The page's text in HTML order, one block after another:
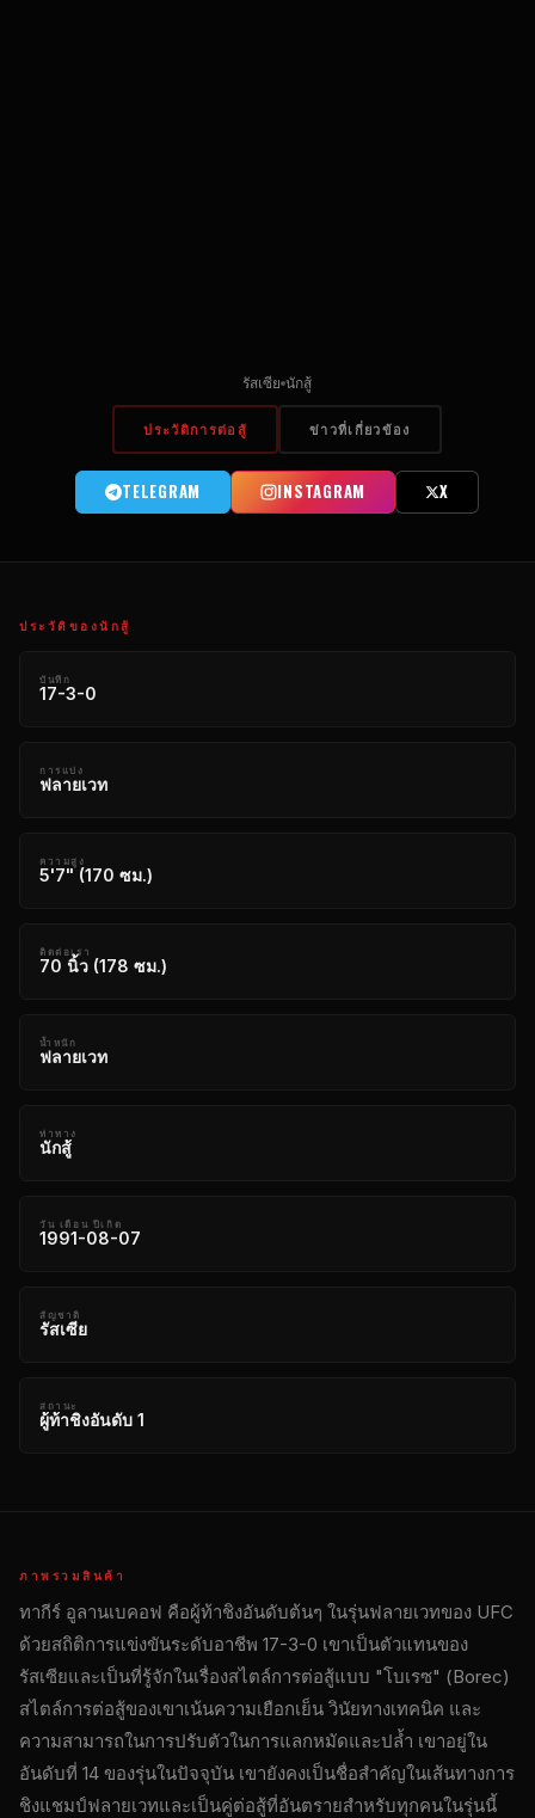
รัสเซีย นักสู้
ประวัติการต่อสู้ ข่าวที่เกี่ยวข้อง
TELEGRAM INSTAGRAM X
ประวัติของนักสู้
บันทึก
17-3-0
การแบ่ง
ฟลายเวท
ความสูง
5'7" (170 ซม.)
ติดต่อเรา
70 นิ้ว (178 ซม.)
น้ำหนัก
ฟลายเวท
ท่าทาง
นักสู้
วัน เดือน ปีเกิด
1991-08-07
สัญชาติ
รัสเซีย
สถานะ
ผู้ท้าชิงอันดับ 1
ภาพรวมสินค้า
ทากีร์ อูลานเบคอฟ คือผู้ท้าชิงอันดับต้นๆ ในรุ่นฟลายเวทของ UFC
ด้วยสถิติการแข่งขันระดับอาชีพ 17-3-0 เขาเป็นตัวแทนของ
รัสเซียและเป็นที่รู้จักในเรื่องสไตล์การต่อสู้แบบ "โบเรซ" (Borec)
สไตล์การต่อสู้ของเขาเน้นความเยือกเย็น วินัยทางเทคนิค และ
ความสามารถในการปรับตัวในการแลกหมัดและปล้ำ เขาอยู่ใน
อันดับที่ 14 ของรุ่นในปัจจุบัน เขายังคงเป็นชื่อสำคัญในเส้นทางการ
ชิงแชมป์ฟลายเวทและเป็นคู่ต่อสู้ที่อันตรายสำหรับทุกคนในรุ่นนี้